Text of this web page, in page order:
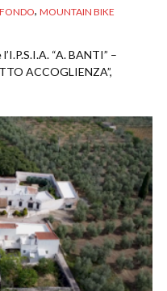
, MOUNTAIN BIKE
“A. BANTI” –
ACCOGLIENZA”,